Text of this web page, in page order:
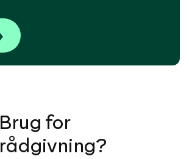
Brug for
rådgivning?